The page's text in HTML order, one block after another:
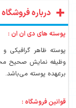
درباره
پوسته های دی ان ان :
پوسته ظاهر گرافیکی
وظیفه نمایش صحیح
برعهده پوسته می‌باشد.
قوانین فروشگاه :